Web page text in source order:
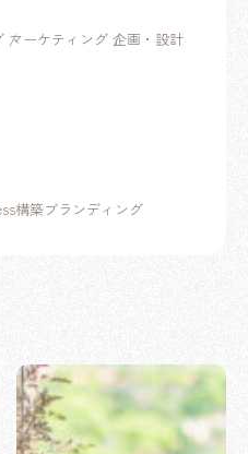
マーケティング 企画・設計
構築ブランディング